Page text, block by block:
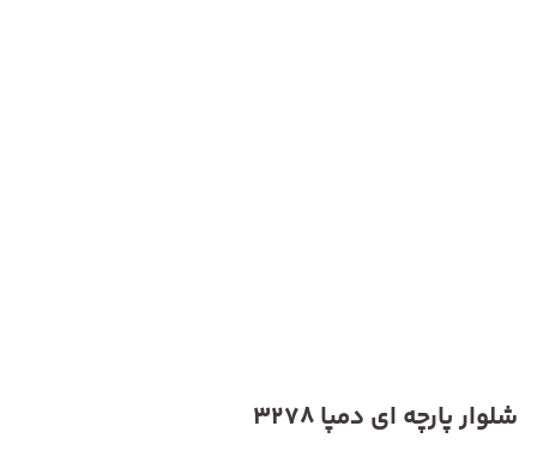
شلوار پارچه ای دمپا 3278